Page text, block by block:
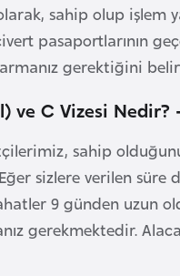
sahip olup işlem
pasaportlarının
gerektiğini
ve C Vizesi
sahip
sizlere verilen süre
9 günden uzun
gerekmektedir.